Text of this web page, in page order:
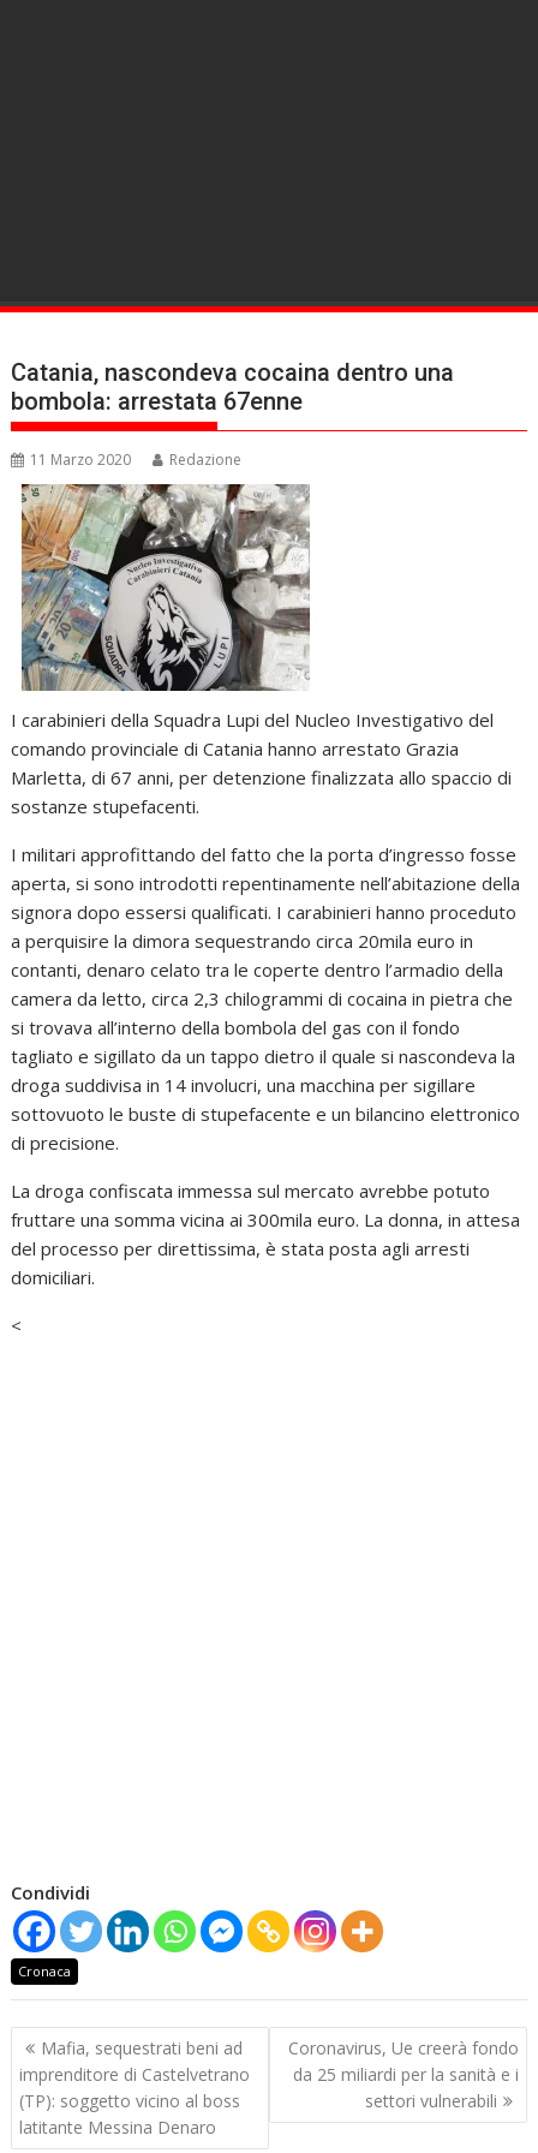
Catania, nascondeva cocaina dentro una
bombola: arrestata 67enne
11 Marzo 2020 Redazione
I carabinieri della Squadra Lupi del Nucleo Investigativo del
comando provinciale di Catania hanno arrestato Grazia
Marletta, di 67 anni, per detenzione finalizzata allo spaccio di
sostanze stupefacenti.
I militari approfittando del fatto che la porta d’ingresso fosse
aperta, si sono introdotti repentinamente nell’abitazione della
signora dopo essersi qualificati. I carabinieri hanno proceduto
a perquisire la dimora sequestrando circa 20mila euro in
contanti, denaro celato tra le coperte dentro l’armadio della
camera da letto, circa 2,3 chilogrammi di cocaina in pietra che
si trovava all’interno della bombola del gas con il fondo
tagliato e sigillato da un tappo dietro il quale si nascondeva la
droga suddivisa in 14 involucri, una macchina per sigillare
sottovuoto le buste di stupefacente e un bilancino elettronico
di precisione.
La droga confiscata immessa sul mercato avrebbe potuto
fruttare una somma vicina ai 300mila euro. La donna, in attesa
del processo per direttissima, è stata posta agli arresti
domiciliari.
<
Condividi
Cronaca
Navigazione
articoli
Mafia, sequestrati beni ad
imprenditore di Castelvetrano
(TP): soggetto vicino al boss
latitante Messina Denaro
Coronavirus, Ue creerà fondo
da 25 miliardi per la sanità e i
settori vulnerabili